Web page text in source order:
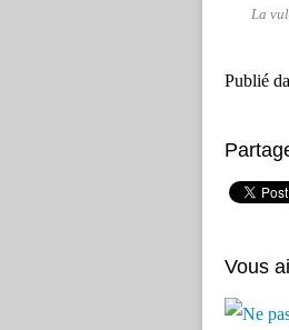
La
Publié
Vous